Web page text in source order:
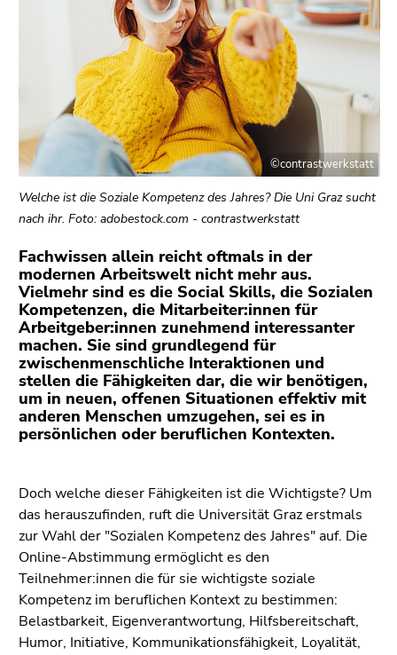
Inhalt
(Zugriffstaste
1)
Zur
Positionsanzeige
(Zugriffstaste
Zur
Hauptnavigation
(Zugriffstaste
3)
Zu
den
Zusatzinformationen
(Zugriffstaste
5)
Seiteneinstellungen
(Benutzer/Sprache)
(Zugriffstaste
8)
Zur
Suche
(Zugriffstaste
9)
©contrastwerkstatt
Welche ist die Soziale Kompetenz des Jahres? Die Uni Graz sucht
nach ihr. Foto: adobestock.com - contrastwerkstatt
Fachwissen allein reicht oftmals in der
modernen Arbeitswelt nicht mehr aus.
Vielmehr sind es die Social Skills, die Sozialen
Kompetenzen, die Mitarbeiter:innen für
Arbeitgeber:innen zunehmend interessanter
machen. Sie sind grundlegend für
zwischenmenschliche Interaktionen und
stellen die Fähigkeiten dar, die wir benötigen,
um in neuen, offenen Situationen effektiv mit
anderen Menschen umzugehen, sei es in
persönlichen oder beruflichen Kontexten.
Doch welche dieser Fähigkeiten ist die Wichtigste? Um
das herauszufinden, ruft die Universität Graz erstmals
zur Wahl der "Sozialen Kompetenz des Jahres" auf. Die
Online-Abstimmung ermöglicht es den
Teilnehmer:innen die für sie wichtigste soziale
Kompetenz im beruflichen Kontext zu bestimmen:
Belastbarkeit, Eigenverantwortung, Hilfsbereitschaft,
Humor, Initiative, Kommunikationsfähigkeit, Loyalität,